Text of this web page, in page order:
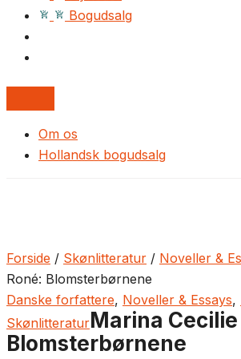
Bogudsalg
Om os
Hollandsk bogudsalg
Forside / Skønlitteratur / Noveller &
Roné: Blomsterbørnene
Danske forfattere, Noveller & Essays,
SkønlitteraturMarina Cecilie
Blomsterbørnene